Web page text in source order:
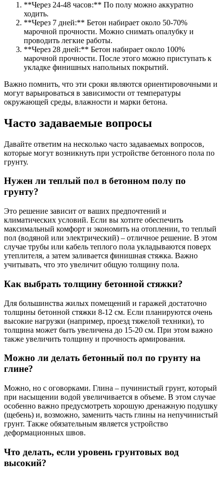
**Через 24-48 часов:** По полу можно аккуратно
ходить.
**Через 7 дней:** Бетон набирает около 50-70%
марочной прочности. Можно снимать опалубку и
проводить легкие работы.
**Через 28 дней:** Бетон набирает около 100%
марочной прочности. После этого можно приступать к
укладке финишных напольных покрытий.
Важно помнить, что эти сроки являются ориентировочными и
могут варьироваться в зависимости от температуры
окружающей среды, влажности и марки бетона.
Часто задаваемые вопросы
Давайте ответим на несколько часто задаваемых вопросов,
которые могут возникнуть при устройстве бетонного пола по
грунту.
Нужен ли теплый пол в бетонном полу по
грунту?
Это решение зависит от ваших предпочтений и
климатических условий. Если вы хотите обеспечить
максимальный комфорт и экономить на отоплении, то теплый
пол (водяной или электрический) – отличное решение. В этом
случае трубы или кабель теплого пола укладываются поверх
утеплителя, а затем заливается финишная стяжка. Важно
учитывать, что это увеличит общую толщину пола.
Как выбрать толщину бетонной стяжки?
Для большинства жилых помещений и гаражей достаточно
толщины бетонной стяжки 8-12 см. Если планируются очень
высокие нагрузки (например, проезд тяжелой техники), то
толщина может быть увеличена до 15-20 см. При этом важно
также увеличить толщину и прочность армирования.
Можно ли делать бетонный пол по грунту на
глине?
Можно, но с оговорками. Глина – пучинистый грунт, который
при насыщении водой увеличивается в объеме. В этом случае
особенно важно предусмотреть хорошую дренажную подушку
(щебень) и, возможно, заменить часть глины на непучинистый
грунт. Также обязательным является устройство
деформационных швов.
Что делать, если уровень грунтовых вод
высокий?